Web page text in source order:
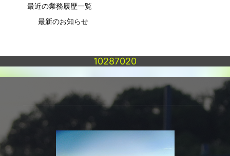
最近の業務履歴一覧
最新のお知らせ
10287020